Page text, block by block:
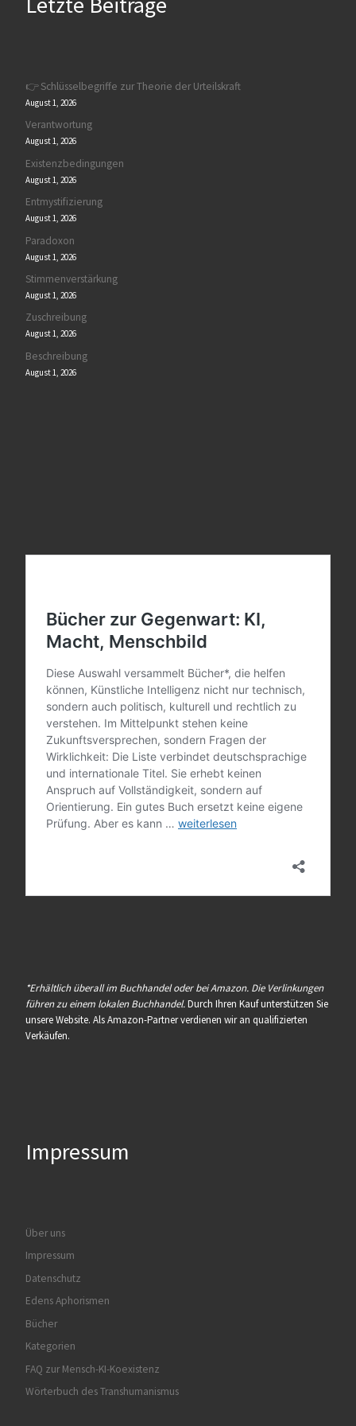
👉 Schlüsselbegriffe zur Theorie der Urteilskraft
August 1, 2026
Verantwortung
August 1, 2026
Existenzbedingungen
August 1, 2026
Entmystifizierung
August 1, 2026
Paradoxon
August 1, 2026
Stimmenverstärkung
August 1, 2026
Zuschreibung
August 1, 2026
Beschreibung
August 1, 2026
*Erhältlich überall im Buchhandel oder bei Amazon. Die Verlinkungen
führen zu einem lokalen Buchhandel.Durch Ihren Kauf unterstützen Sie
unsere Website. Als Amazon-Partner verdienen wir an qualifizierten
Verkäufen.
Impressum
Über uns
Impressum
Datenschutz
Edens Aphorismen
Bücher
Kategorien
FAQ zur Mensch-KI-Koexistenz
Wörterbuch des Transhumanismus